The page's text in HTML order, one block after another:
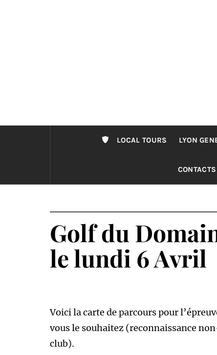
LOCAL TOURS LYON
CONTACTS
Golf du
le lundi 6 Avril
Voici la carte de parcours pour
vous le souhaitez (reconnaissance
club).